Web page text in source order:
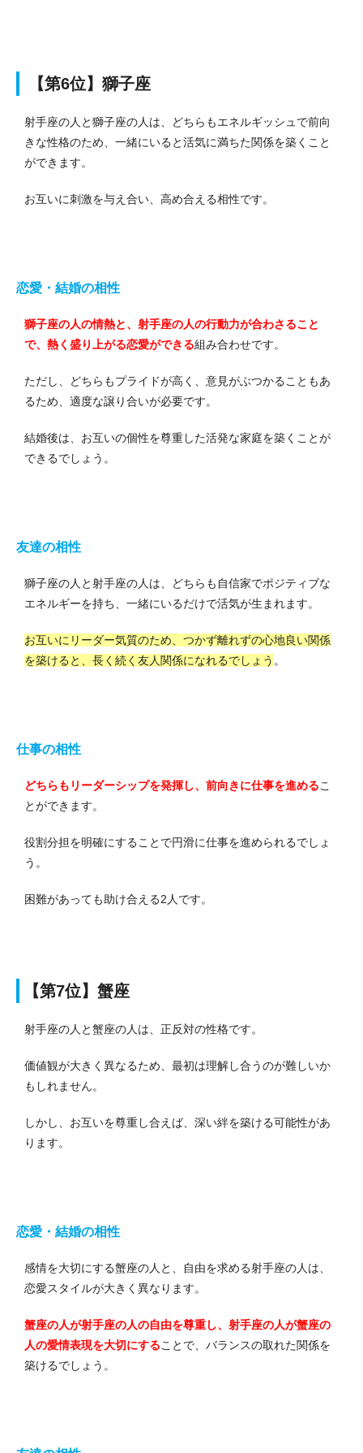
【第6位】獅子座
射手座の人と獅子座の人は、どちらもエネルギッシュで前向
きな性格のため、一緒にいると活気に満ちた関係を築くこと
ができます。
お互いに刺激を与え合い、高め合える相性です。
恋愛・結婚の相性
獅子座の人の情熱と、射手座の人の行動力が合わさること
で、熱く盛り上がる恋愛ができる組み合わせです。
ただし、どちらもプライドが高く、意見がぶつかることもあ
るため、適度な譲り合いが必要です。
結婚後は、お互いの個性を尊重した活発な家庭を築くことが
できるでしょう。
友達の相性
獅子座の人と射手座の人は、どちらも自信家でポジティブな
エネルギーを持ち、一緒にいるだけで活気が生まれます。
お互いにリーダー気質のため、つかず離れずの心地良い関係
を築けると、長く続く友人関係になれるでしょう 。
仕事の相性
どちらもリーダーシップを発揮し、前向きに仕事を進めるこ
とができます。
役割分担を明確にすることで円滑に仕事を進められるでしょ
う。
困難があっても助け合える2人です。
【第7位】蟹座
射手座の人と蟹座の人は、正反対の性格です。
価値観が大きく異なるため、最初は理解し合うのが難しいか
もしれません。
しかし、お互いを尊重し合えば、深い絆を築ける可能性があ
ります。
恋愛・結婚の相性
感情を大切にする蟹座の人と、自由を求める射手座の人は、
恋愛スタイルが大きく異なります。
蟹座の人が射手座の人の自由を尊重し、射手座の人が蟹座の
人の愛情表現を大切にすることで、バランスの取れた関係を
築けるでしょう。